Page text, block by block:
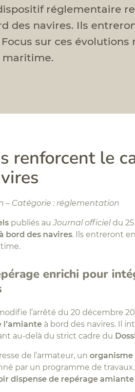
réglementaire
des navires. Ils
sur ces évolutions
maritime.
renforcent le
– Catégorie : réglementation
publiés auJournal officiel du
bord des navires. Ils entreront
enrichi pour
l’arrêté du 20 décembre
l’amiante à bord des navires. Il
au-delà du strict cadre du
de l’armateur, un organisme
par un programme de travaux.
dispense de repérage